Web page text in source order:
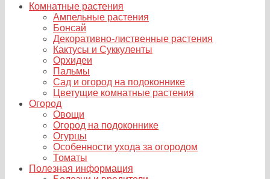
Комнатные растения
Ампельные растения
Бонсай
Декоративно-лиственные растения
Кактусы и Суккуленты
Орхидеи
Пальмы
Сад и огород на подоконнике
Цветущие комнатные растения
Огород
Овощи
Огород на подоконнике
Огурцы
Особенности ухода за огородом
Томаты
Полезная информация